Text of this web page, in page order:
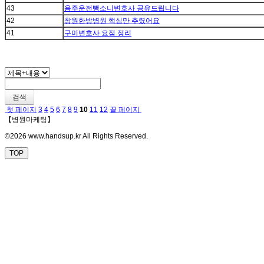
43
음주운전뺑소니변호사 공유드립니다
42
창원한방병원 핵심만 추렸어요
41
구미변호사 요점 정리
검색
첫 페이지 3 4 5 6 7 8 9 10 11 12 끝 페이지
【병원마케팅】
©2026 www.handsup.kr All Rights Reserved.
TOP